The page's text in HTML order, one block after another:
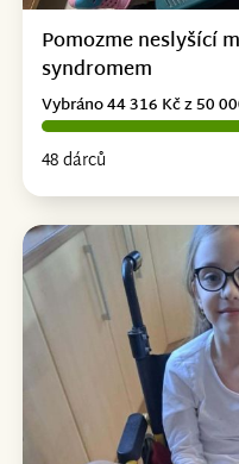
Pomozme neslyšící
syndromem
48 dárců
Vybráno 44 316 Kč z 50